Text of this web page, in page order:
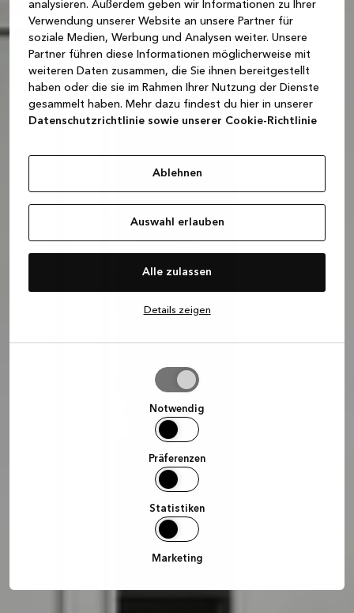
analysieren. Außerdem geben wir Informationen zu Ihrer
Verwendung unserer Website an unsere Partner für
soziale Medien, Werbung und Analysen weiter. Unsere
Partner führen diese Informationen möglicherweise mit
weiteren Daten zusammen, die Sie ihnen bereitgestellt
haben oder die sie im Rahmen Ihrer Nutzung der Dienste
gesammelt haben. Mehr dazu findest du hier in unserer
Datenschutzrichtlinie sowie unserer Cookie-Richtlinie
Ablehnen
Auswahl erlauben
Alle zulassen
Details zeigen
Notwendig
Präferenzen
Statistiken
Marketing